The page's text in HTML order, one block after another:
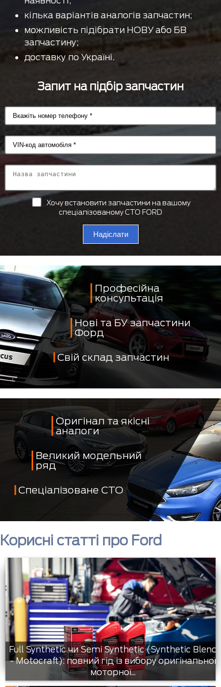
кілька варіантів аналогів запчастин;
можливість підібрати НОВУ або БВ
запчастину;
доставку по Україні.
Запит на підбір запчастин
Хочу встановити запчастини на вашому
спеціалізованому СТО FORD
Надіслати
Професійна
консультація
Нові та БУ запчастини
Форд
Свій склад запчастин
Оригінал та якісні
аналоги
Великий модельний
ряд
Спеціалізоване СТО
Корисні статті про Ford
Full Synthetic чи Semi Synthetic (Synthetic Blend
- Motocraft): повний гід із вибору оригінальної
моторної...